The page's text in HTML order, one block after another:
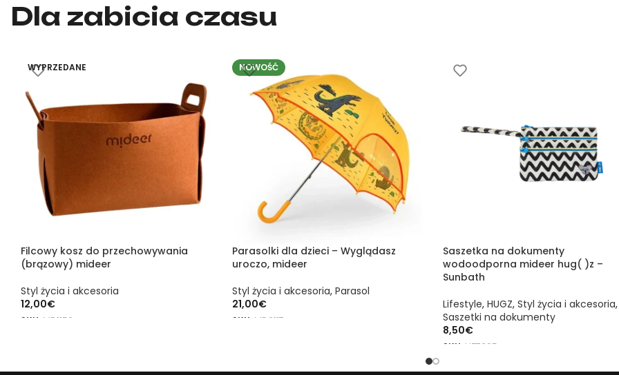
Dla zabicia czasu
WYPRZEDANE
Filcowy kosz do przechowywania
(brązowy) mideer
Styl życia i akcesoria
12,00€
SKU: MD1150
NOWOŚĆ
Parasolki dla dzieci – Wyglądasz
uroczo, mideer
Styl życia i akcesoria, Parasol
21,00€
SKU: MD0117
Saszetka na dokumenty
wodoodporna mideer hug( )z –
Sunbath
Lifestyle, HUGZ, Styl życia i akcesoria,
Saszetki na dokumenty
8,50€
SKU: HZ7395